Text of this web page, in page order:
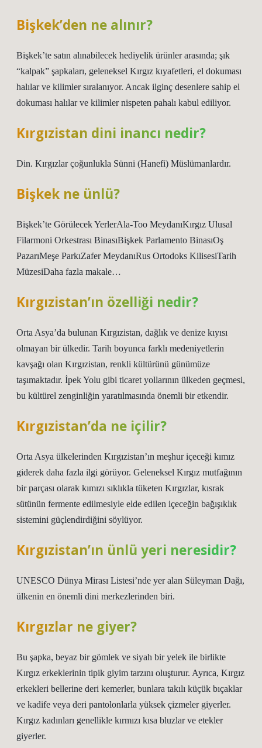
Bişkek’den ne alınır?
Bişkek’te satın alınabilecek hediyelik ürünler arasında; şık
“kalpak” şapkaları, geleneksel Kırgız kıyafetleri, el dokuması
halılar ve kilimler sıralanıyor. Ancak ilginç desenlere sahip el
dokuması halılar ve kilimler nispeten pahalı kabul ediliyor.
Kırgızistan dini inancı nedir?
Din. Kırgızlar çoğunlukla Sünni (Hanefi) Müslümanlardır.
Bişkek ne ünlü?
Bişkek’te Görülecek YerlerAla-Too MeydanıKırgız Ulusal
Filarmoni Orkestrası BinasıBişkek Parlamento BinasıOş
PazarıMeşe ParkıZafer MeydanıRus Ortodoks KilisesiTarih
MüzesiDaha fazla makale…
Kırgızistan’ın özelliği nedir?
Orta Asya’da bulunan Kırgızistan, dağlık ve denize kıyısı
olmayan bir ülkedir. Tarih boyunca farklı medeniyetlerin
kavşağı olan Kırgızistan, renkli kültürünü günümüze
taşımaktadır. İpek Yolu gibi ticaret yollarının ülkeden geçmesi,
bu kültürel zenginliğin yaratılmasında önemli bir etkendir.
Kırgızistan’da ne içilir?
Orta Asya ülkelerinden Kırgızistan’ın meşhur içeceği kımız
giderek daha fazla ilgi görüyor. Geleneksel Kırgız mutfağının
bir parçası olarak kımızı sıklıkla tüketen Kırgızlar, kısrak
sütünün fermente edilmesiyle elde edilen içeceğin bağışıklık
sistemini güçlendirdiğini söylüyor.
Kırgızistan’ın ünlü yeri neresidir?
UNESCO Dünya Mirası Listesi’nde yer alan Süleyman Dağı,
ülkenin en önemli dini merkezlerinden biri.
Kırgızlar ne giyer?
Bu şapka, beyaz bir gömlek ve siyah bir yelek ile birlikte
Kırgız erkeklerinin tipik giyim tarzını oluşturur. Ayrıca, Kırgız
erkekleri bellerine deri kemerler, bunlara takılı küçük bıçaklar
ve kadife veya deri pantolonlarla yüksek çizmeler giyerler.
Kırgız kadınları genellikle kırmızı kısa bluzlar ve etekler
giyerler.